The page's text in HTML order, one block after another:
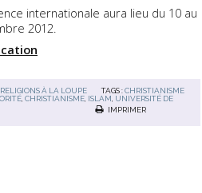
internationale aura lieu du 10 au
2012.
RELIGIONS À LA LOUPE TAGS :CHRISTIANISME
,CHRISTIANISME ISLAM UNIVERSITÉ DE
IMPRIMER